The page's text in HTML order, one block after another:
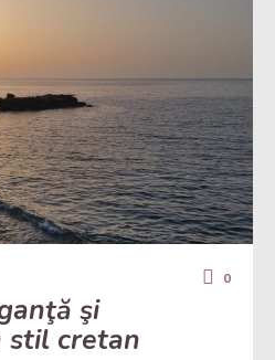
0
şi
stil cretan